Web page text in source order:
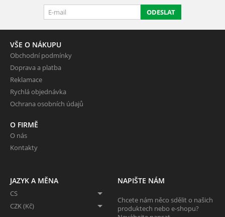
ODESLAT
VŠE O NÁKUPU
Obchodní podmínky
Doprava a platba
Reklamace
Rychlá objednávka
Ochrana osobních údajů
O FIRMĚ
O nás
Kontakty
JAZYK A MĚNA
CS
CZK (Kč)
NAPIŠTE NÁM
Chcete nám něco sdělit o našich
produktech nebo e-shopu?